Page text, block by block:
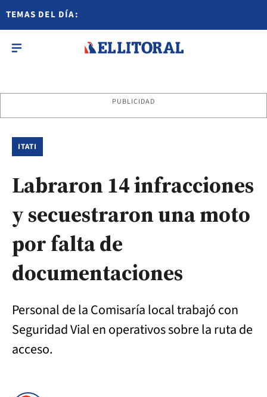
TEMAS DEL DÍA:
PUBLICIDAD
ITATI
Labraron 14 infracciones
y secuestraron una moto
por falta de
documentaciones
Personal de la Comisaría local trabajó con
Seguridad Vial en operativos sobre la ruta de
acceso.